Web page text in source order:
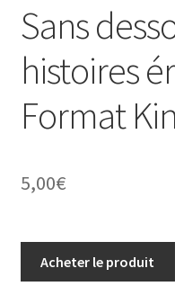
Sans
histoires
Format
5,00€
Acheter le produit